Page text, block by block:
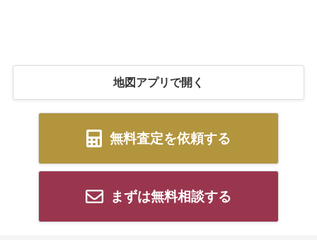
地図アプリで開く
無料査定を依頼する
まずは無料相談する